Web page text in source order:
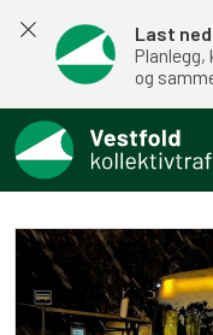
Last
Planlegg,
og